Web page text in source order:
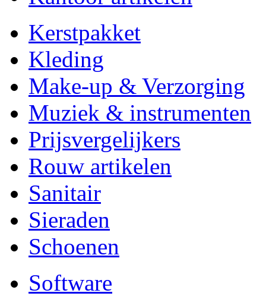
Kerstpakket
Kleding
Make-up & Verzorging
Muziek & instrumenten
Prijsvergelijkers
Rouw artikelen
Sanitair
Sieraden
Schoenen
Software